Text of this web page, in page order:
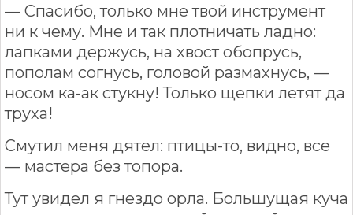
— Спасибо, только мне твой инструмент
ни к чему. Мне и так плотничать ладно:
лапками держусь, на хвост обопрусь,
пополам согнусь, головой размахнусь, —
носом ка-ак стукну! Только щепки летят да
труха!
Смутил меня дятел: птицы-то, видно, все
— мастера без топора.
Тут увидел я гнездо орла. Большущая куча